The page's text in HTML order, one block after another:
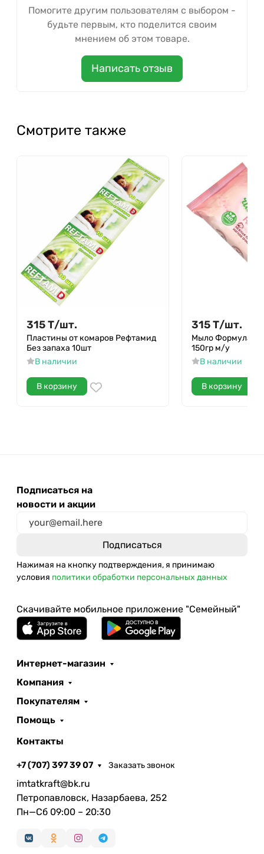
Помогите другим пользователям с выбором -
будьте первым, кто поделится своим
мнением об этом товаре.
Написать отзыв
Смотрите также
315Т/шт.
Пластины от комаров Рефтамид
Без запаха 10шт
В наличии
В корзину
315Т/шт.
Мыло Формула
150гр м/у
В наличии
В корзину
Подписаться на
новости и акции
Нажимая на кнопку подтверждения, я принимаю
условия политики обработки персональных данных
Скачивайте мобильное приложение "Семейный"
Интернет-магазин
Компания
Покупателям
Помощь
Контакты
+7 (707) 397 39 07 Заказать звонок
imtatkraft@bk.ru
Петропавловск, Назарбаева, 252
Пн—Сб 09:00 – 20:30